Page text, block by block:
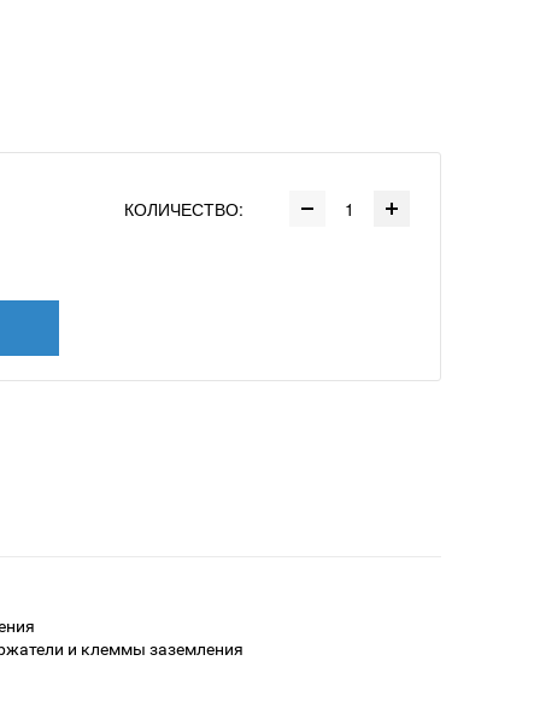
КОЛИЧЕСТВО:
и клеммы заземления